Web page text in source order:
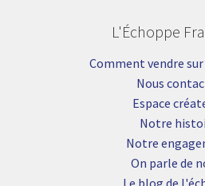
L'Échoppe
Comment vendre
Nous
Espace
Notre
Notre
On parle de
Le blog de